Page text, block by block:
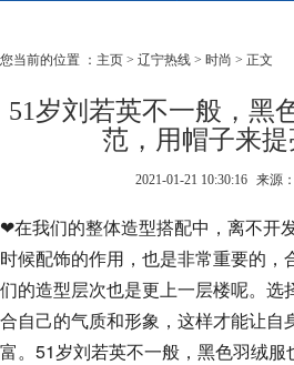
您当前的位置 ： 主页 > 辽宁热线 > 时尚 > 正文
51岁刘若英不一般，黑
范，用帽子来
2021-01-21 10:30:16 来源：
❤在我们的整体造型搭配中，离不开
时候配饰的作用，也是非常重要的，
们的造型层次也是更上一层楼呢。选
合自己的气质和形象，这样才能让自
富。51岁刘若英不一般，黑色羽绒